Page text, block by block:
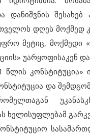
დანიშვნის
დღეს მოქმედ
მეტიც,
უარყოფისაკენ
კონსტიტუცია»
და
ხელისუფლებამ